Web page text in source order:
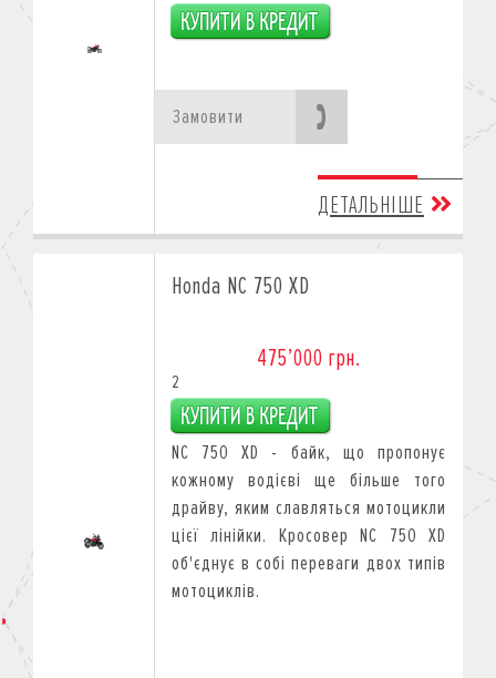
Замовити
ДЕТАЛЬНІШЕ
Honda NC 750 XD
475’000 грн.
2
NC 750 XD - байк, що пропонує
кожному водієві ще більше того
драйву, яким славляться мотоцикли
цієї лінійки. Кросовер NC 750 XD
об'єднує в собі переваги двох типів
мотоциклів.